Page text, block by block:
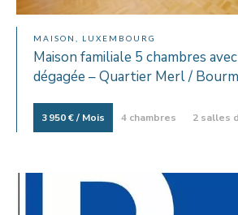
MAISON, LUXEMBOURG
Maison familiale 5 chambres
dégagée – Quartier Merl /
3 950 € / Mois 4 chambres 2 salles